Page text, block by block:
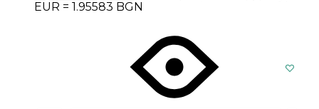
EUR = 1.95583 BGN